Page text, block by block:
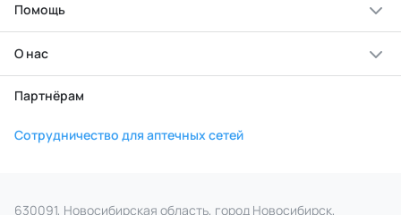
Помощь
О нас
Партнёрам
Сотрудничество для аптечных сетей
630091, Новосибирская область, город Новосибирск,